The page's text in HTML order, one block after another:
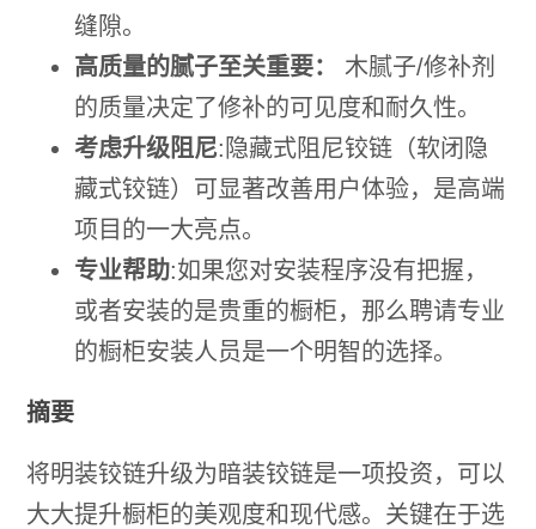
缝隙。
高质量的腻子至关重要：
木腻子/修补剂
的质量决定了修补的可见度和耐久性。
考虑升级阻尼:隐藏式阻尼铰链（软闭隐
藏式铰链）可显著改善用户体验，是高端
项目的一大亮点。
专业帮助:如果您对安装程序没有把握，
或者安装的是贵重的橱柜，那么聘请专业
的橱柜安装人员是一个明智的选择。
摘要
将明装铰链升级为暗装铰链是一项投资，可以
大大提升橱柜的美观度和现代感。关键在于选